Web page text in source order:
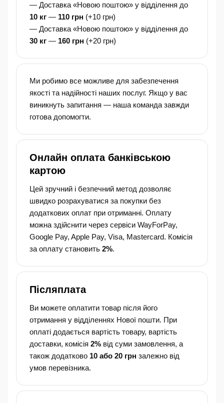
— Доставка «Новою поштою» у відділення до
10 кг — 110 грн (+10 грн)
— Доставка «Новою поштою» у відділення до
30 кг — 160 грн (+20 грн)
Ми робимо все можливе для забезпечення
якості та надійності наших послуг. Якщо у вас
виникнуть запитання — наша команда завжди
готова допомогти.
Онлайн оплата банківською
картою
Цей зручний і безпечний метод дозволяє
швидко розрахуватися за покупки без
додаткових оплат при отриманні. Оплату
можна здійснити через сервіси WayForPay,
Google Pay, Apple Pay, Visa, Mastercard. Комісія
за оплату становить 2%.
Післяплата
Ви можете оплатити товар після його
отримання у відділеннях Нової пошти. При
оплаті додається вартість товару, вартість
доставки, комісія 2% від суми замовлення, а
також додатково 10 або 20 грн залежно від
умов перевізника.